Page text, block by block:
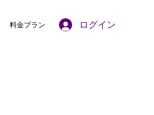
料金プラン ログイン